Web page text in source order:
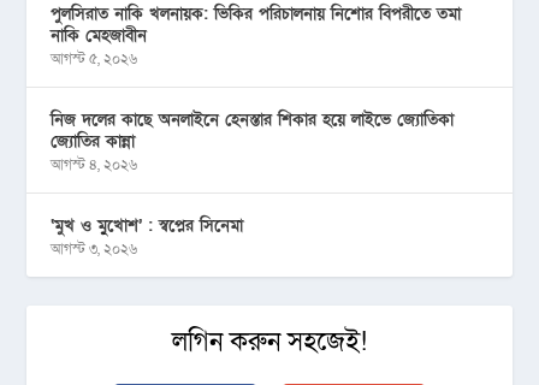
পুলসিরাত নাকি খলনায়ক: ভিকির পরিচালনায় নিশোর বিপরীতে তমা
নাকি মেহজাবীন
আগস্ট ৫, ২০২৬
নিজ দলের কাছে অনলাইনে হেনস্তার শিকার হয়ে লাইভে জ্যোতিকা
জ্যোতির কান্না
আগস্ট ৪, ২০২৬
‘মুখ ও মু্খোশ’ : স্বপ্নের সিনেমা
আগস্ট ৩, ২০২৬
লগিন করুন সহজেই!